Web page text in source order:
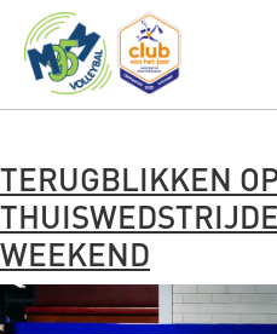
TERUGBLIKKEN
WEEKEND